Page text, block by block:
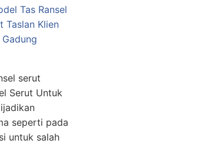
serut
Serut Untuk
seperti pada
untuk salah